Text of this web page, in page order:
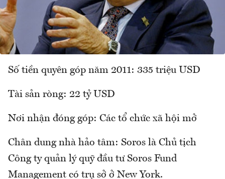
Số tiền quyên góp năm 2011: 335 triệu USD
Tài sản ròng: 22 tỷ USD
Nơi nhận đóng góp: Các tổ chức xã hội mở
Chân dung nhà hảo tâm: Soros là Chủ tịch
Công ty quản lý quỹ đầu tư Soros Fund
Management có trụ sở ở New York.